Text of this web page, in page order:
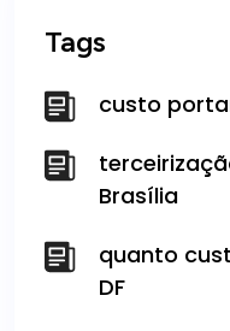
Tags
custo
Brasília
quanto
DF